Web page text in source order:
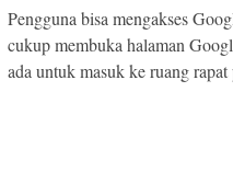
Pengguna bisa mengakses
cukup membuka halaman
ada untuk masuk ke ruang